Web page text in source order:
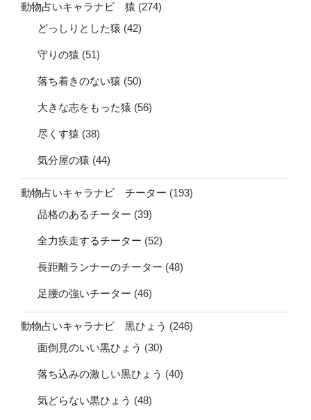
動物占いキャラナビ 猿 (274)
どっしりとした猿 (42)
守りの猿 (51)
落ち着きのない猿 (50)
大きな志をもった猿 (56)
尽くす猿 (38)
気分屋の猿 (44)
動物占いキャラナビ チーター (193)
品格のあるチーター (39)
全力疾走するチーター (52)
長距離ランナーのチーター (48)
足腰の強いチーター (46)
動物占いキャラナビ 黒ひょう (246)
面倒見のいい黒ひょう (30)
落ち込みの激しい黒ひょう (40)
気どらない黒ひょう (48)